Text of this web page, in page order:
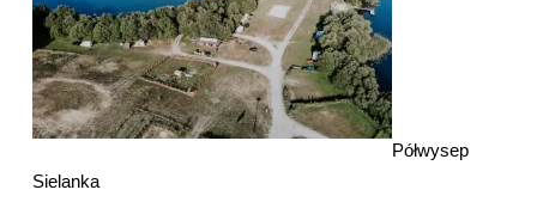
Półwysep
Sielanka